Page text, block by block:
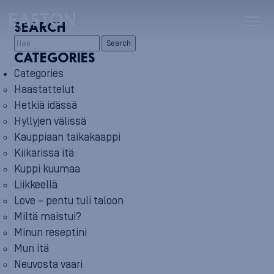
SEARCH
Search
CATEGORIES
Categories
Haastattelut
Hetkiä idässä
Hyllyjen välissä
Kauppiaan taikakaappi
Kiikarissa itä
Kuppi kuumaa
Liikkeellä
Love – pentu tuli taloon
Miltä maistui?
Minun reseptini
Mun itä
Neuvosta vaari